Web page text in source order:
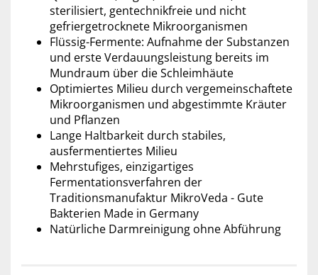
sterilisiert, gentechnikfreie und nicht
gefriergetrocknete Mikroorganismen
Flüssig-Fermente: Aufnahme der Substanzen
und erste Verdauungsleistung bereits im
Mundraum über die Schleimhäute
Optimiertes Milieu durch vergemeinschaftete
Mikroorganismen und abgestimmte Kräuter
und Pflanzen
Lange Haltbarkeit durch stabiles,
ausfermentiertes Milieu
Mehrstufiges, einzigartiges
Fermentationsverfahren der
Traditionsmanufaktur MikroVeda - Gute
Bakterien Made in Germany
Natürliche Darmreinigung ohne Abführung